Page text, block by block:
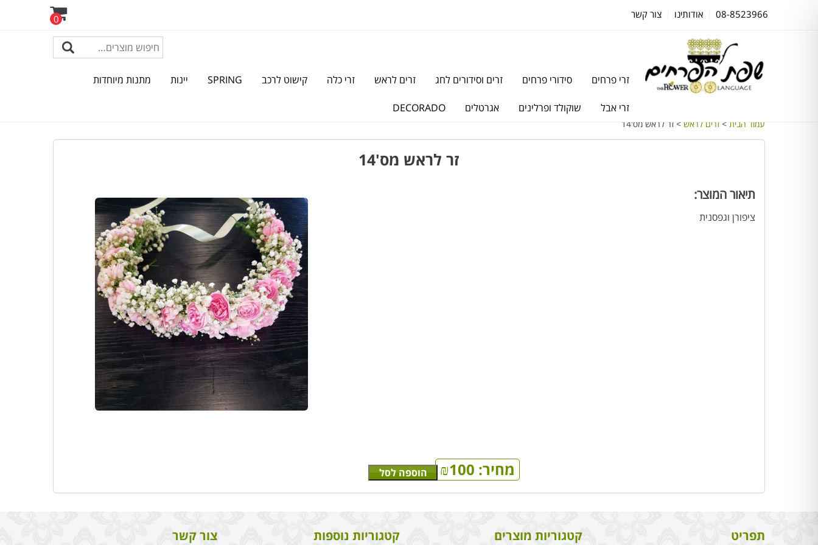
08-8523966 אודותינו צור קשר 0
זרי פרחים סידורי פרחים זרים וסידורים לחג זרים לראש זרי כלה קישוט לרכב SPRING יינות מתנות מיוחדות
זרי אבל שוקולד ופרלינים אגרטלים DECORADO
עמוד הבית > זרים לראש > זר לראש מס'14
זר לראש מס'14
תיאור המוצר:
ציפורן וגפסנית
מחיר: ₪100 הוספה לסל
תפריט קטגוריות מוצרים קטגוריות נוספות צור קשר